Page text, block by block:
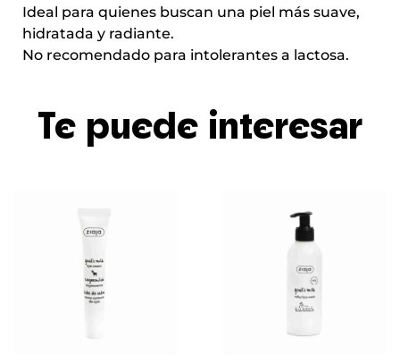
Ideal para quienes buscan una piel más suave,
hidratada y radiante.
No recomendado para intolerantes a lactosa.
Te puede interesar